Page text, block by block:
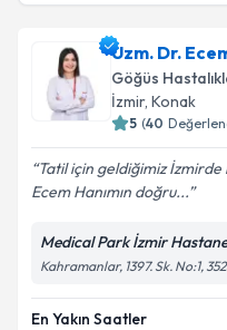
Uzm. Dr.
Göğüs
İzmir, Konak
5 (40
Tatil için geldiğimiz İzmirde
Ecem Hanımın doğru...
Medical Park İzmir
Kahramanlar, 1397. Sk. No:1,
En Yakın Saatler